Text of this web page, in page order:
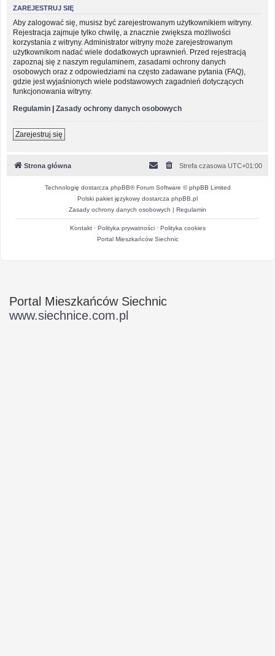
ZAREJESTRUJ SIĘ
Aby zalogować się, musisz być zarejestrowanym użytkownikiem witryny.
Rejestracja zajmuje tylko chwilę, a znacznie zwiększa możliwości
korzystania z witryny. Administrator witryny może zarejestrowanym
użytkownikom nadać wiele dodatkowych uprawnień. Przed rejestracją
zapoznaj się z naszym regulaminem, zasadami ochrony danych
osobowych oraz z odpowiedziami na często zadawane pytania (FAQ),
gdzie jest wyjaśnionych wiele podstawowych zagadnień dotyczących
funkcjonowania witryny.
Regulamin | Zasady ochrony danych osobowych
Zarejestruj się
Strona główna Strefa czasowa UTC+01:00
Technologię dostarcza phpBB® Forum Software © phpBB Limited
Polski pakiet językowy dostarcza phpBB.pl
Zasady ochrony danych osobowych | Regulamin
Kontakt· Polityka prywatności· Polityka cookies
Portal Mieszkańców Siechnic
Portal Mieszkańców Siechnic
www.siechnice.com.pl